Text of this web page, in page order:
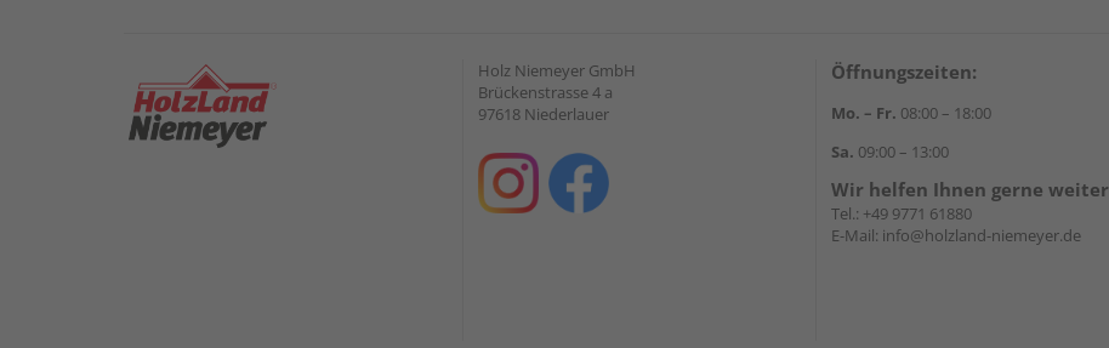
Holz Niemeyer GmbH
Brückenstrasse 4 a
97618 Niederlauer
Öffnungszeiten:
Mo. – Fr. 08:00 – 18:00
Sa. 09:00 – 13:00
Wir helfen Ihnen gerne weiter
Tel.: +49 9771 61880
E-Mail: info@holzland-niemeyer.de